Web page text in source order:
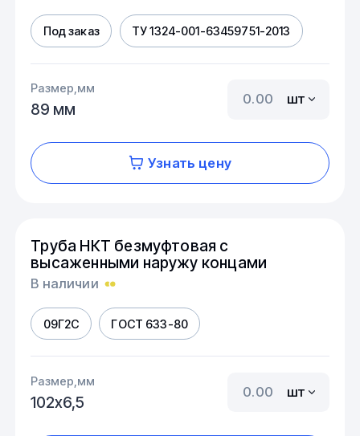
Под заказ ТУ 1324-001-63459751-2013
Размер,мм
89 мм
шт
Узнать цену
Труба НКТ безмуфтовая с
высаженными наружу концами
В наличии
09Г2С ГОСТ 633-80
Размер,мм
102х6,5
шт